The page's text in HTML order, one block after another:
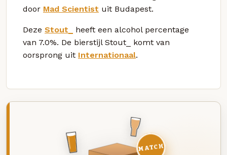
door Mad Scientist uit Budapest.
Deze Stout_
heeft een alcohol percentage
van 7.0%. De bierstijl Stout_ komt van
oorsprong uit Internationaal.
MATCH